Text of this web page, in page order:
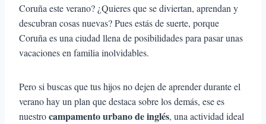
Coruña este verano? ¿Quieres que se diviertan, aprendan y
descubran cosas nuevas? Pues estás de suerte, porque
Coruña es una ciudad llena de posibilidades para pasar unas
vacaciones en familia inolvidables.
Pero si buscas que tus hijos no dejen de aprender durante el
verano hay un plan que destaca sobre los demás, ese es
nuestrocampamento urbano de inglés, una actividad ideal